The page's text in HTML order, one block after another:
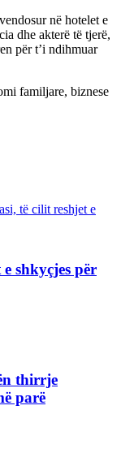
në hotelet e
dhe akterë të tjerë,
për t’i ndihmuar
familjare, biznese
të cilit reshjet e
shkyçjes për
thirrje
parë